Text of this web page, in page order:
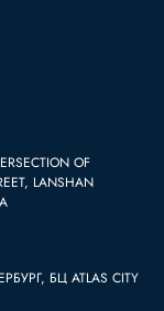
OF
LANSHAN
БЦ ATLAS CITY